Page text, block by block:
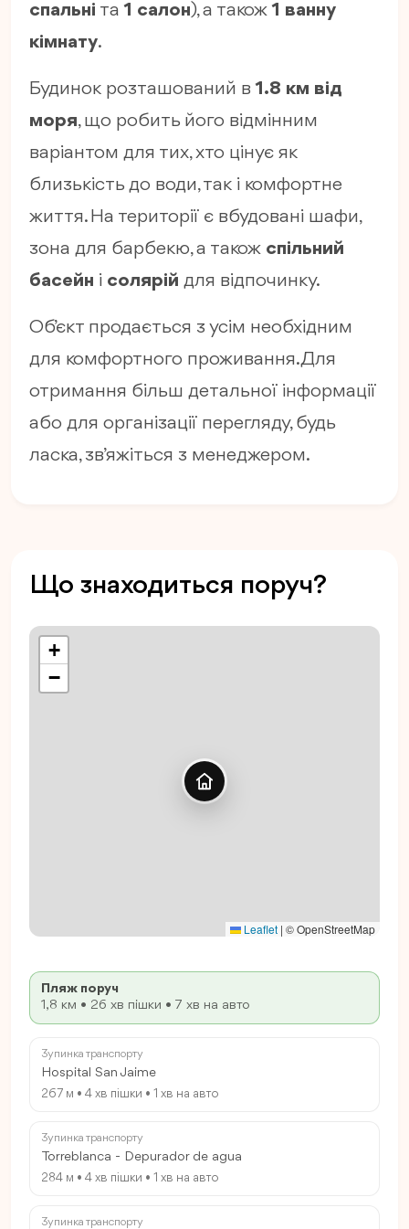
спальні та 1 салон), а також 1 ванну
кімнату.
Будинок розташований в 1.8 км від
моря, що робить його відмінним
варіантом для тих, хто цінує як
близькість до води, так і комфортне
життя. На території є вбудовані шафи,
зона для барбекю, а також спільний
басейн і солярій для відпочинку.
Об’єкт продається з усім необхідним
для комфортного проживання. Для
отримання більш детальної інформації
або для організації перегляду, будь
ласка, зв’яжіться з менеджером.
Що знаходиться поруч?
+
−
Leaflet | © OpenStreetMap
Пляж поруч
1,8 км • 26 хв пішки • 7 хв на авто
Зупинка транспорту
Hospital San Jaime
267 м • 4 хв пішки • 1 хв на авто
Зупинка транспорту
Torreblanca - Depurador de agua
284 м • 4 хв пішки • 1 хв на авто
Зупинка транспорту